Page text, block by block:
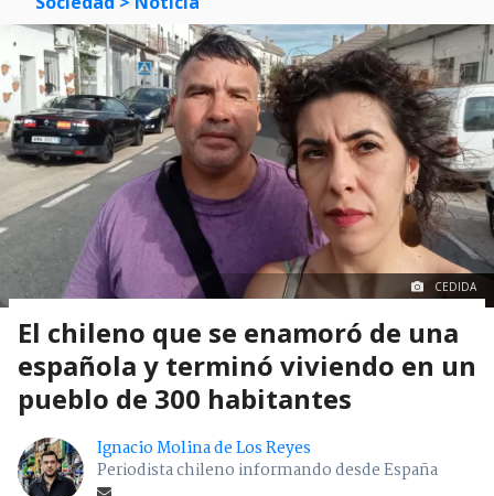
CEDIDA
El chileno que se enamoró de una
española y terminó viviendo en un
pueblo de 300 habitantes
Ignacio Molina de Los Reyes
Periodista chileno informando desde España